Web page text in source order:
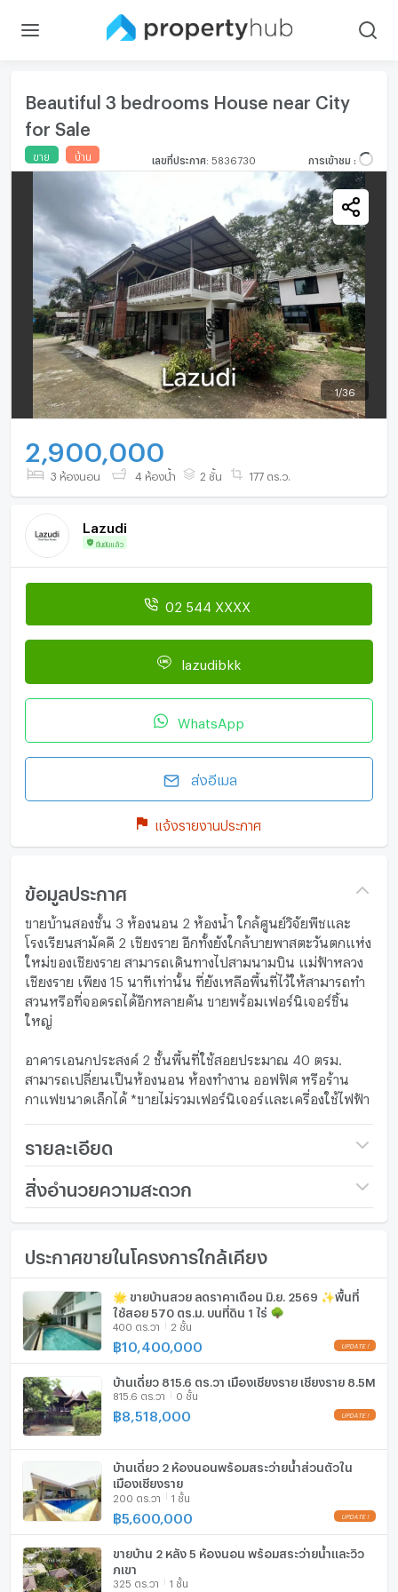
Beautiful 3 bedrooms House near City
for Sale
ขาย บ้าน เลขที่ประกาศ 5836730 การเข้าชม
1 /36
2,900,000
3 ห้องนอน 4 ห้องน้ำ 2 ชั้น 177 ตร.ว.
Lazudi
ยืนยันแล้ว
02 544 XXXX
lazudibkk
WhatsApp
ส่งอีเมล
แจ้งรายงานประกาศ
ข้อมูลประกาศ
ขายบ้านสองชั้น 3 ห้องนอน 2 ห้องน้ำ ใกล้ศูนย์วิจัยพืชและ
โรงเรียนสามัคคี 2 เชียงราย อีกทั้งยังใกล้บายพาสตะวันตกแห่ง
ใหม่ของเชียงราย สามารถเดินทางไปสามนามบิน แม่ฟ้าหลวง
เชียงราย เพียง 15 นาทีเท่านั้น ที่ยังเหลือพื้นที่ไว้ให้สามารถทำ
สวนหรือที่จอดรถได้อีกหลายคัน ขายพร้อมเฟอร์นิเจอร์ชิ้น
ใหญ่
อาคารเอนกประสงค์ 2 ชั้นพื้นที่ใช้สอยประมาณ 40 ตรม.
สามารถเปลี่ยนเป็นห้องนอน ห้องทำงาน ออฟฟิศ หรือร้าน
กาแฟขนาดเล็กได้ *ขายไม่รวมเฟอร์นิเจอร์และเครื่องใช้ไฟฟ้า
ดงมะดะ บ้านพักอัยการ แห่งใหม่ ตลาดสดเด่นห้า ถนน
รายละเอียด
ราคา 2,900,000
จำนวนชั้น 2 ชั้น
จำนวนห้องนอน
4 ห้องน้ำ
ขนาดที่ดิน
พื้นที่ใช้สอย (ตร.ม.)
จำนวนพื้นที่จอดรถ (คัน) 2 คัน
การตกแต่ง ListingInformation:PARTIAL
สิ่งอำนวยความสะดวก
เฟอร์นิเจอร์
โทรศัพท์บ้าน
เครื่องปรับอากาศ
เครื่องทำน้ำร้อน/น้ำอุ่น
ประตูห้องระบบ digital lock
อ่างอาบน้ำ
TV
เตาปรุงอาหาร
ตู้เย็น
เครื่องดูดควัน
ลิฟท์
ประกาศขายในโครงการใกล้เคียง
🌟 ขายบ้านสวย ลดราคาเดือน มิ.ย. 2569 ✨พื้นที่
ใช้สอย 570 ตร.ม. บนที่ดิน 1 ไร่ 🌳
400 ตร.วา 2 ชั้น
฿10,400,000
บ้านเดี่ยว 815.6 ตร.วา เมืองเชียงราย เชียงราย 8.5M
815.6 ตร.วา 0 ชั้น
฿8,518,000
บ้านเดี่ยว 2 ห้องนอนพร้อมสระว่ายน้ำส่วนตัวใน
เมืองเชียงราย
200 ตร.วา 1 ชั้น
฿5,600,000
ขายบ้าน 2 หลัง 5 ห้องนอน พร้อมสระว่ายน้ำและวิว
ภูเขา
325 ตร.วา 1 ชั้น